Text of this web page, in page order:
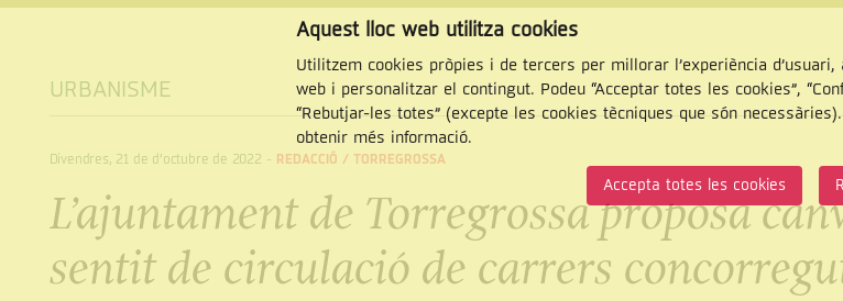
URBANISME
Divendres, 21 de d’octubre de 2022 - REDACCIÓ / TORREGROSSA
L’ajuntament de Torregrossa proposa
sentit de circulació de carrers
Aquest lloc web utilitza cookies
Utilitzem cookies pròpies i de tercers per millorar l’experiència
web i personalitzar el contingut. Podeu “Acceptar totes les cookies”,
“Rebutjar-les totes” (excepte les cookies tècniques que són
obtenir més informació.
Accepta totes les cookies